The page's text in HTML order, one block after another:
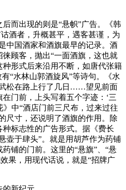
而出现的则是“悬帜”广告。《韩
酒者，升概甚平，遇客甚谨，为
中国酒家和酒旗最早的记录。酒
顾客，抛出“一面酒旗，这也就
形式后来沿用不断，如唐代张籍
“水林山郭酒旋风”等诗句。《水
松在路上行了几日……望见前面
门前，上头写着五个字迹：‘三
》中“酒店门前三尺布，过来过往
尺寸，还说明了酒旗的作用。除
标志性的广告形式。据《费长
壶于肆头”。就是用胡芦作为药铺
铺的门前。这里的“悬旗”、“悬
果，用现代话说，就是“招牌广